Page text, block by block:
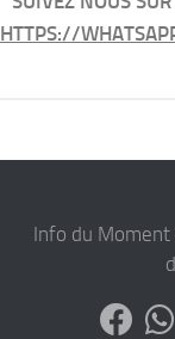
HTTPS://
Info du